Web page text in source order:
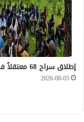
إطلاق سراح 68 معتقلاً في كاودا
2026-08-05